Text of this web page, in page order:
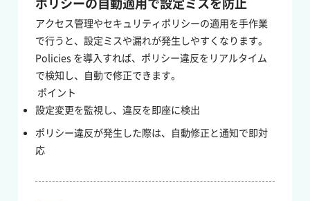
アクセス管理やセキュリティポリシーの適用を手作業
で行うと、設定ミスや漏れが発生しやすくなります。
Policies を導入すれば、ポリシー違反をリアルタイム
で検知し、自動で修正できます。
ポイント
設定変更を監視し、違反を即座に検出
ポリシー違反が発生した際は、自動修正と通知で即対
応